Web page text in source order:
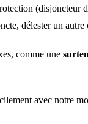
délester un
comme une
avec notre